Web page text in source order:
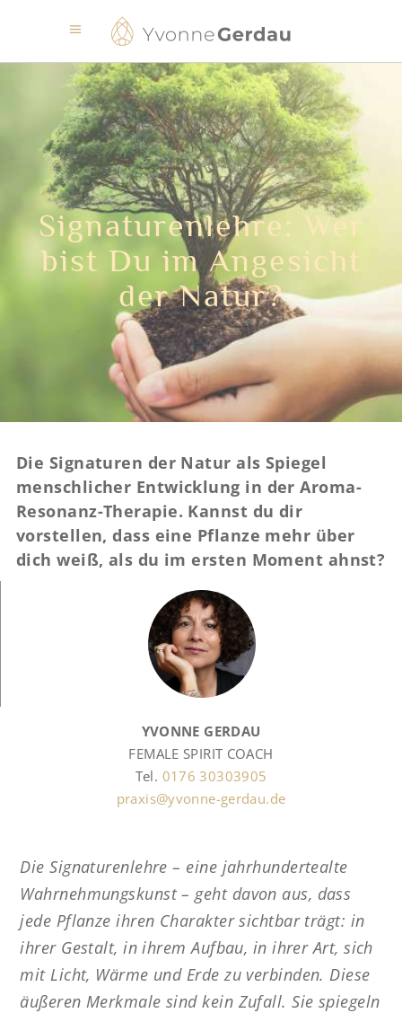
Signaturenlehre: Wer
bist Du im Angesicht
der Natur?
Die Signaturen der Natur als Spiegel
menschlicher Entwicklung in der Aroma-
Resonanz-Therapie. Kannst du dir
vorstellen, dass eine Pflanze mehr über
dich weiß, als du im ersten Moment ahnst?
YVONNE GERDAU
FEMALE SPIRIT COACH
Tel. 0176 30303905
praxis@yvonne-gerdau.de
Die Signaturenlehre – eine jahrhundertealte
Wahrnehmungskunst – geht davon aus, dass
jede Pflanze ihren Charakter sichtbar trägt: in
ihrer Gestalt, in ihrem Aufbau, in ihrer Art, sich
mit Licht, Wärme und Erde zu verbinden. Diese
äußeren Merkmale sind kein Zufall. Sie spiegeln